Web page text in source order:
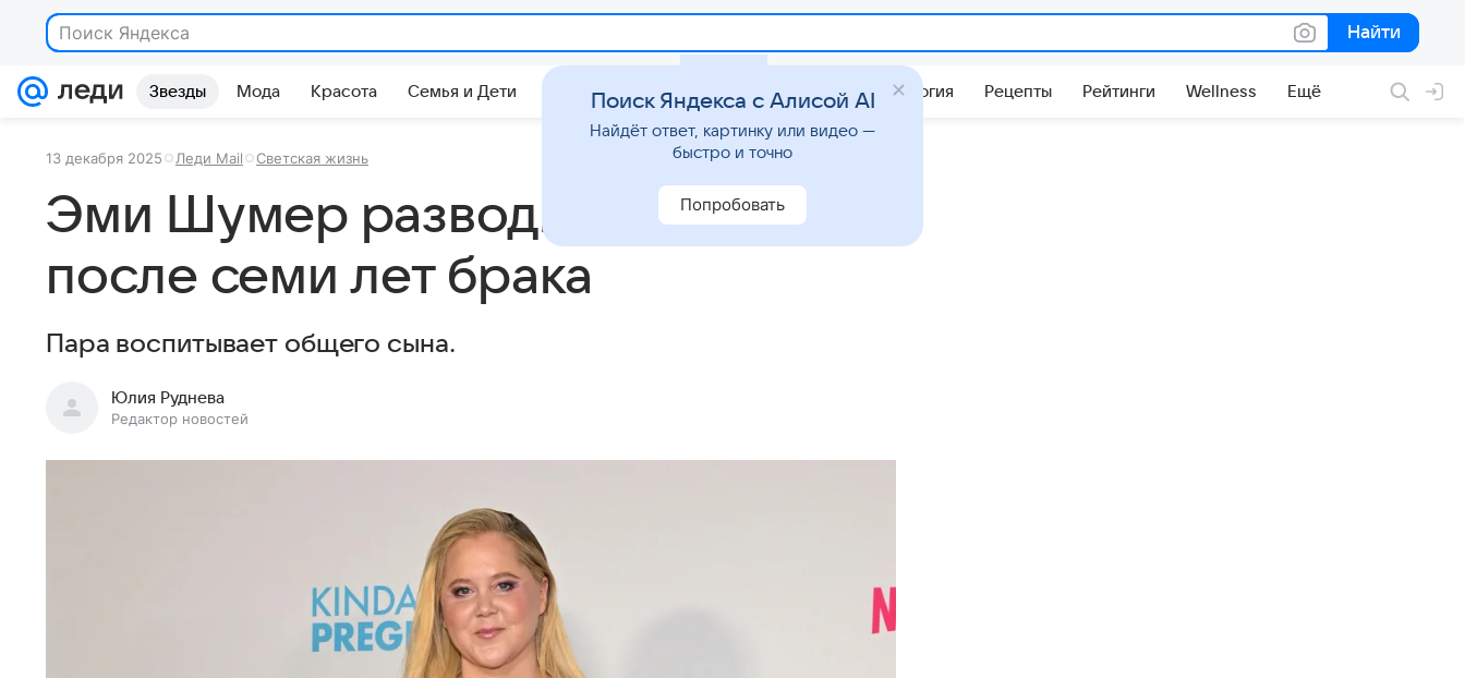
Поиск Яндекса Найти
Найти
Звезды Мода Красота Семья и Дети Гороскопы Стиль жизни Психология Рецепты Рейтинги Wellness Ещё
13 декабря 2025 Леди Mail Светская жизнь
Эми Шумер разводится с мужем
после семи лет брака
Пара воспитывает общего сына.
Юлия Руднева
Редактор новостей
Поиск Яндекса с Алисой AI
Найдёт ответ, картинку или видео —
быстро и точно
Попробовать